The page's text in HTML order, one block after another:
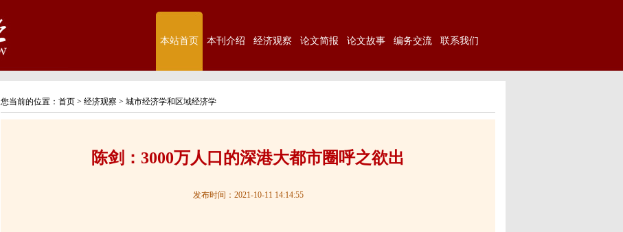
本站首页 本刊介绍 经济观察 论文简报 论文故事 编务交流 联系我们
您当前的位置： 首页 > 经济观察 > 城市经济学和区域经济学
陈剑：3000万人口的深港大都市圈呼之欲出
发布时间：2021-10-11 14:14:55